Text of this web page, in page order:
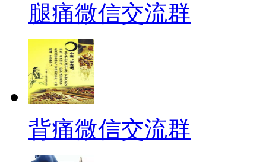
腿痛微信交流群
背痛微信交流群